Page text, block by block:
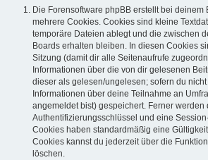
Die Forensoftware phpBB erstellt bei deinem
mehrere Cookies. Cookies sind kleine
temporäre Dateien ablegt und die zwischen
Boards erhalten bleiben. In diesen Cookies
Sitzung (damit dir alle Seitenaufrufe
Informationen über die von dir gelesenen
dieser als gelesen/ungelesen; sofern du
Informationen über deine Teilnahme an
angemeldet bist) gespeichert. Ferner werden
Authentifizierungsschlüssel und eine
Cookies haben standardmäßig eine
Cookies kannst du jederzeit über die
löschen.